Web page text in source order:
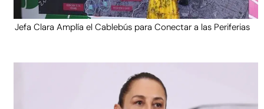
Jefa Clara Amplía el Cablebús para Conectar a las Periferias